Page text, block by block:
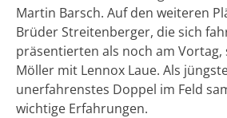
Martin Barsch. Auf den weiteren
Brüder Streitenberger, die sich
präsentierten als noch am Vortag,
Möller mit Lennox Laue. Als
unerfahrenstes Doppel im Feld
wichtige Erfahrungen.